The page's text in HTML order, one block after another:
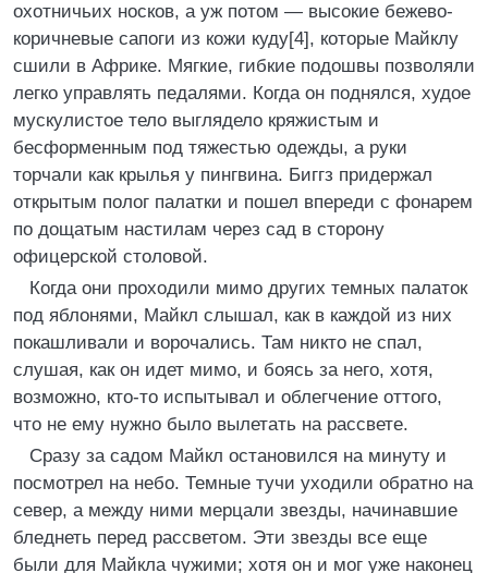
охотничьих носков, а уж потом — высокие бежево-
коричневые сапоги из кожи куду[4], которые Майклу
сшили в Африке. Мягкие, гибкие подошвы позволяли
легко управлять педалями. Когда он поднялся, худое
мускулистое тело выглядело кряжистым и
бесформенным под тяжестью одежды, а руки
торчали как крылья у пингвина. Биггз придержал
открытым полог палатки и пошел впереди с фонарем
по дощатым настилам через сад в сторону
офицерской столовой.
Когда они проходили мимо других темных палаток
под яблонями, Майкл слышал, как в каждой из них
покашливали и ворочались. Там никто не спал,
слушая, как он идет мимо, и боясь за него, хотя,
возможно, кто-то испытывал и облегчение оттого,
что не ему нужно было вылетать на рассвете.
Сразу за садом Майкл остановился на минуту и
посмотрел на небо. Темные тучи уходили обратно на
север, а между ними мерцали звезды, начинавшие
бледнеть перед рассветом. Эти звезды все еще
были для Майкла чужими; хотя он и мог уже наконец